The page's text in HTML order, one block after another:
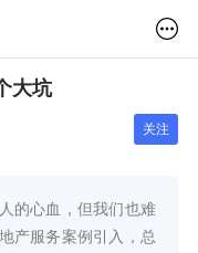
大坑
关注
的心血，但我们也难
产服务案例引入，总